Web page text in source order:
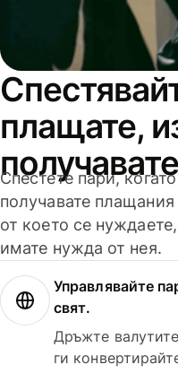
плащате,
Спестете пари,
получавате
от което се
имате нужда от нея.
Управлявайте
свят.
Дръжте
ги